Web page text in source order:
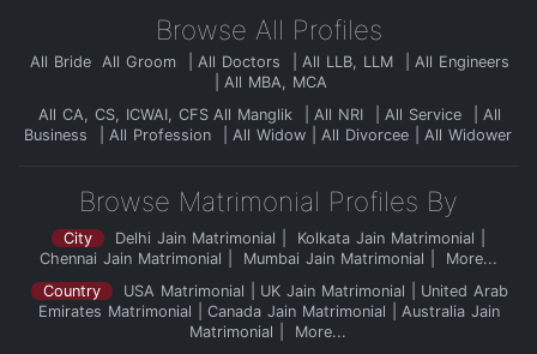
Browse All Profiles
All Bride All Groom All Doctors All LLB, LLM
All Engineers
All MBA, MCA
All CA, CS, ICWAI, CFS All Manglik All NRI All Service
All
Business
All Profession All Widow All Divorcee All Widower
Browse Matrimonial Profiles By
City Delhi Jain Matrimonial
Kolkata Jain Matrimonial
Chennai Jain Matrimonial
Mumbai Jain Matrimonial
More...
Country
USA Matrimonial UK Jain Matrimonial
United Arab
Emirates Matrimonial
Canada Jain Matrimonial
Australia Jain
Matrimonial
More...